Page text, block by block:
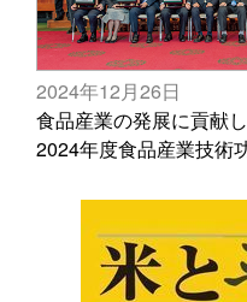
2024年12月26日
食品産業の発展に貢献
2024年度食品産業技術